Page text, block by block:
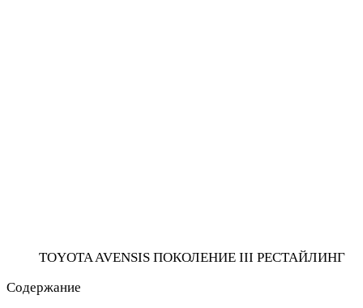
TOYOTA AVENSIS ПОКОЛЕНИЕ III РЕСТАЙЛИНГ
Содержание